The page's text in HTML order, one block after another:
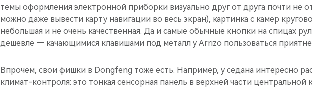
темы оформления электронной приборки визуально друг от друга почти не
можно даже вывести карту навигации во весь экран), картинка с камер
небольшая и не очень качественная. Да и самые обычные кнопки на спицах
дешевле — качающимися клавишами под металл у Arrizo пользоваться
Впрочем, свои фишки в Dongfeng тоже есть. Например, у седана интересно
климат-контроля: это тонкая сенсорная панель в верхней части центральной